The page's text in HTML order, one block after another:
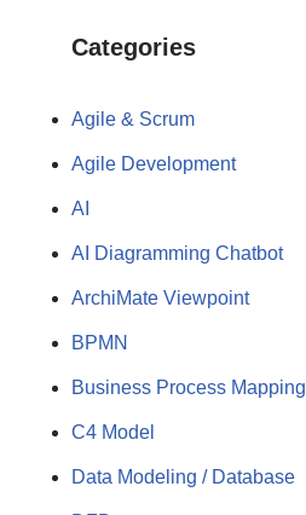
Categories
Agile & Scrum
Agile Development
AI
AI Diagramming Chatbot
ArchiMate Viewpoint
BPMN
Business Process Mapping
C4 Model
Data Modeling / Database